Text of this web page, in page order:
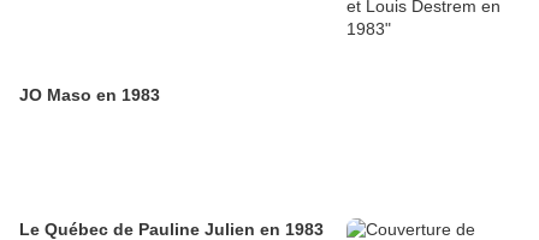
JO Maso en 1983
Le Québec de Pauline Julien en 1983